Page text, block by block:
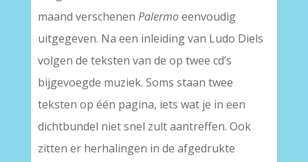
maand verschenen Palermoeenvoudig
uitgegeven. Na een inleiding van Ludo Diels
volgen de teksten van de op twee cd’s
bijgevoegde muziek. Soms staan twee
teksten op één pagina, iets wat je in een
dichtbundel niet snel zult aantreffen. Ook
zitten er herhalingen in de afgedrukte